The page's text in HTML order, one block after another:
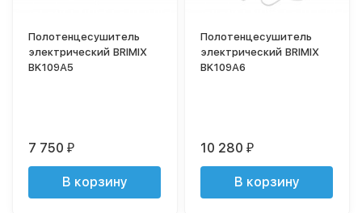
Полотенцесушитель
электрический BRIMIX
BK109A5
7 750₽
В корзину
Полотенцесушитель
электрический BRIMIX
BK109A6
10 280₽
В корзину